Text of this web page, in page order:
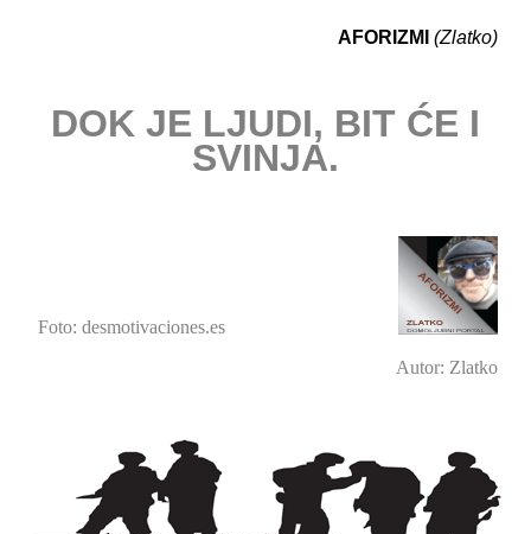
AFORIZMI (Zlatko)
DOK JE LJUDI, BIT ĆE I
SVINJA.
Foto: desmotivaciones.es
Autor: Zlatko